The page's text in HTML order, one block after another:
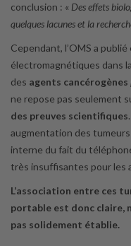
conclusion : « Des effets
quelques lacunes et la
Cependant, l’OMS a
électromagnétiques dans
des agents cancérogènes
ne repose pas seulement
des preuves scientifiques
augmentation des
interne du fait du
très insuffisantes pour les
L’association entre ces
portable est donc claire,
pas solidement établie.